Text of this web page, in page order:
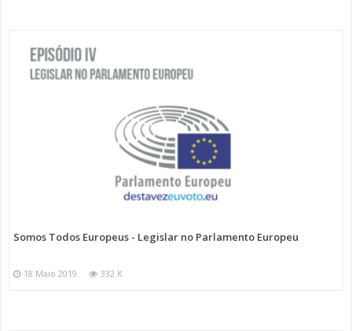
Somos Todos Europeus - Legislar no Parlamento Europeu
18 Maio 2019 332 K